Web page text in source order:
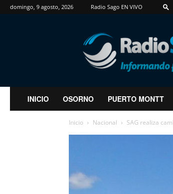
domingo, 9 agosto, 2026 Radio Sago EN VIVO
RadioSago
INICIO OSORNO PUERTO MONTT
Inicio Nacional SAG realiza